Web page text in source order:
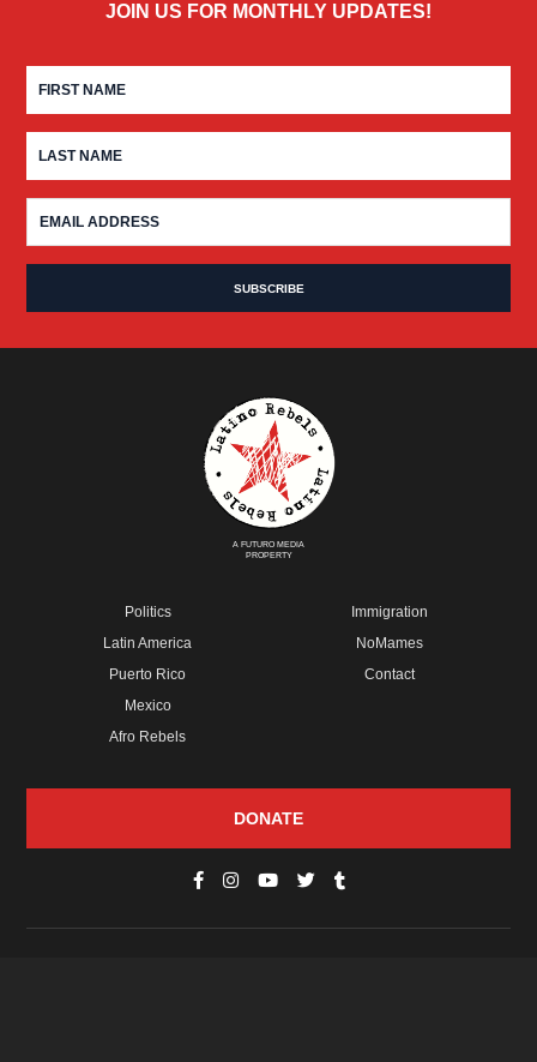
JOIN US FOR MONTHLY UPDATES!
A FUTURO MEDIA
PROPERTY
Politics
Latin America
Puerto Rico
Mexico
Afro Rebels
Immigration
NoMames
Contact
DONATE